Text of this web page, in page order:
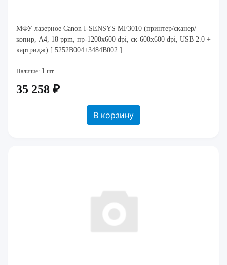
МФУ лазерное Canon I-SENSYS MF3010 (принтер/сканер/
копир, A4, 18 ppm, пр-1200x600 dpi, ск-600х600 dpi, USB 2.0 +
картридж) [ 5252B004+3484B002 ]
Наличие: 1 шт.
35 258 ₽
В корзину